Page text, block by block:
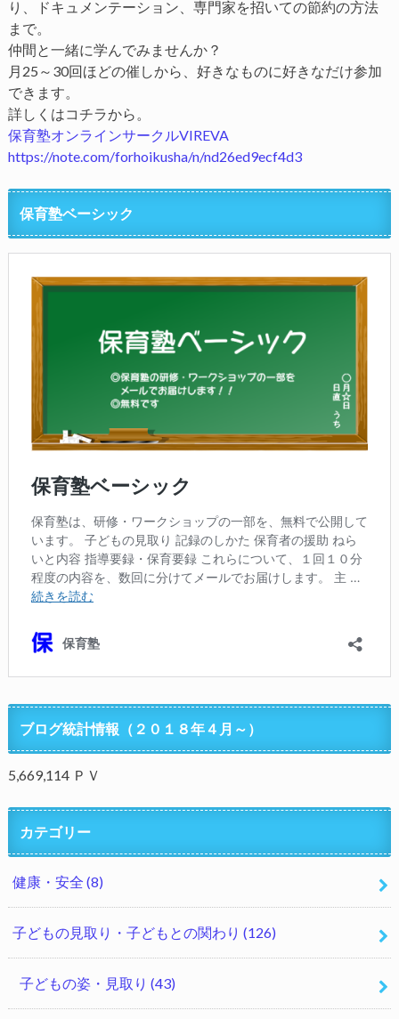
り、ドキュメンテーション、専門家を招いての節約の方法
まで。
仲間と一緒に学んでみませんか？
月25～30回ほどの催しから、好きなものに好きなだけ参加
できます。
詳しくはコチラから。
保育塾オンラインサークルVIREVA
https://note.com/forhoikusha/n/nd26ed9ecf4d3
保育塾ベーシック
ブログ統計情報（２０１８年４月～）
5,669,114 ＰＶ
カテゴリー
健康・安全 (8)
子どもの見取り・子どもとの関わり (126)
子どもの姿・見取り (43)